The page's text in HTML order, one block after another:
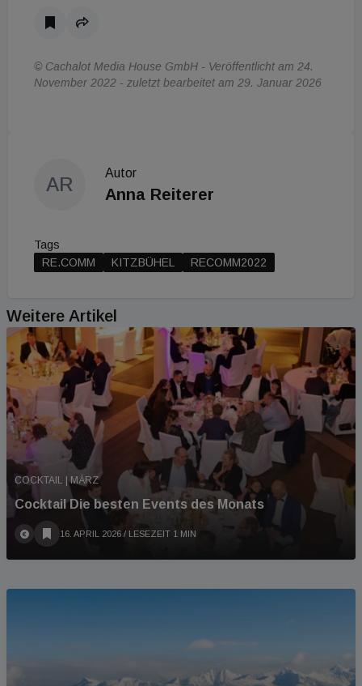
© Cachalot Media House GmbH - Veröffentlicht am 24.
November 2022 - zuletzt bearbeitet am 29. Januar 2026
AR
Autor
Anna Reiterer
Tags
RE.COMM
KITZBÜHEL RECOMM2022
Weitere Artikel
COCKTAIL | MÄRZ
Cocktail Die besten Events des Monats
16. APRIL 2026 / LESEZEIT 1 MIN